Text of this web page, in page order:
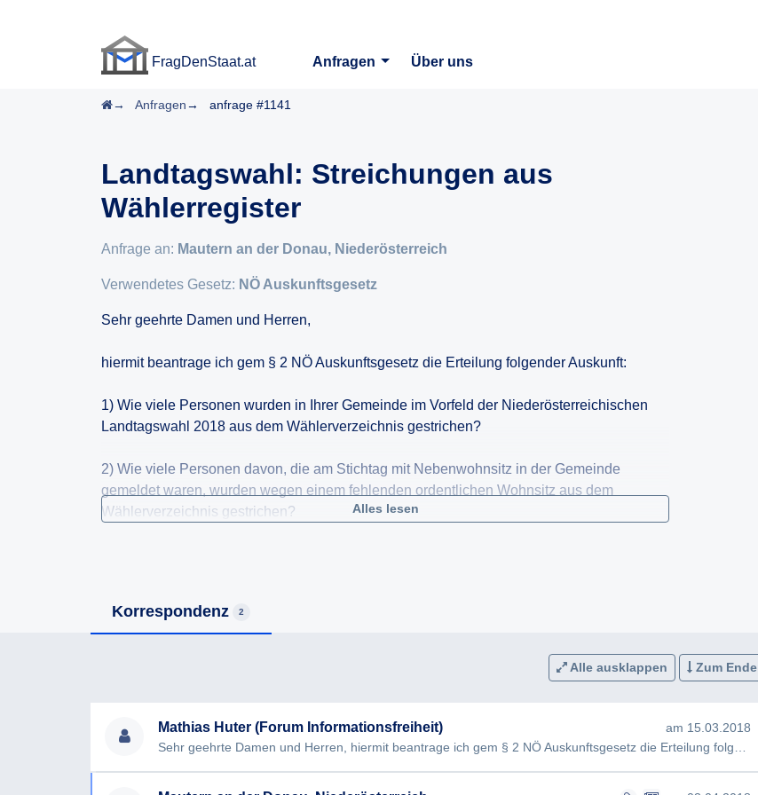
FragDenStaat.at
Anfragen
Über uns
Startseite
Anfragen anfrage #1141
Landtagswahl: Streichungen aus
Wählerregister
Anfrage an: Mautern an der Donau, Niederösterreich
Verwendetes Gesetz: NÖ Auskunftsgesetz
Sehr geehrte Damen und Herren,
hiermit beantrage ich gem § 2 NÖ Auskunftsgesetz die Erteilung folgender Auskunft:
1) Wie viele Personen wurden in Ihrer Gemeinde im Vorfeld der Niederösterreichischen
Landtagswahl 2018 aus dem Wählerverzeichnis gestrichen?
2) Wie viele Personen davon, die am Stichtag mit Nebenwohnsitz in der Gemeinde
gemeldet waren, wurden wegen einem fehlenden ordentlichen Wohnsitz aus dem
Wählerverzeichnis gestrichen?
4) Welche Ermittlungsverfahren und Kontaktversuche mit Betroffenen wurden durchgeführt
und nach welchen Kriterien erfolgte die Beurteilung, ob ein „ordentlicher Wohnsitz“
6) Wie viele Berichtigungsanträge gem. §28 der NÖ Landtagswahlordnung trafen bei der
Alles lesen
Korrespondenz 2
Alle ausklappen Zum Ende
Mathias Huter (Forum Informationsfreiheit)
am 15.03.2018